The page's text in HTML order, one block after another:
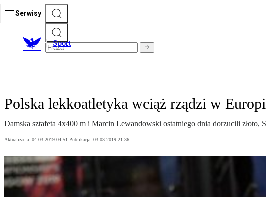
Serwisy
Sport
Polska lekkoatletyka wciąż rządzi w
Damska sztafeta 4x400 m i Marcin Lewandowski ostatniego dnia dorzucili
Aktualizacja: 04.03.2019 04:51 Publikacja: 03.03.2019 21:36